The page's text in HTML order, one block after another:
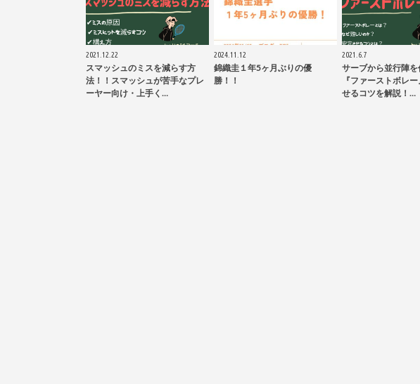
2021.12.22
スマッシュのミスを減らす方
法！！スマッシュが苦手なプレ
ーヤー向け・上手く…
2024.11.12
錦織圭１年5ヶ月ぶりの優
勝！！
2021.6.7
サーブから並行陣
『ファーストボレ
せるコツを解説！…